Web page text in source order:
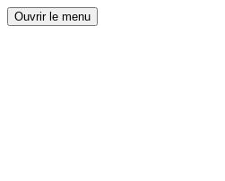
Ouvrir le menu